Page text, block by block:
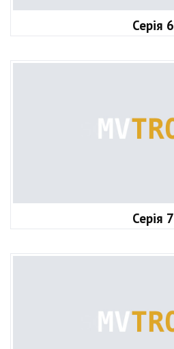
Серія 6
Серія 7